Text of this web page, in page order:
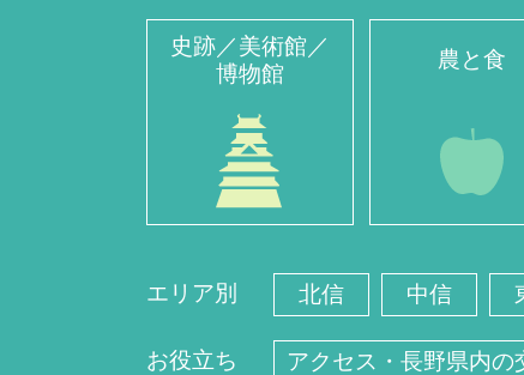
史跡／美術館／
博物館
農と食
エリア別 北信 中信
お役立ち アクセス・長野県内の